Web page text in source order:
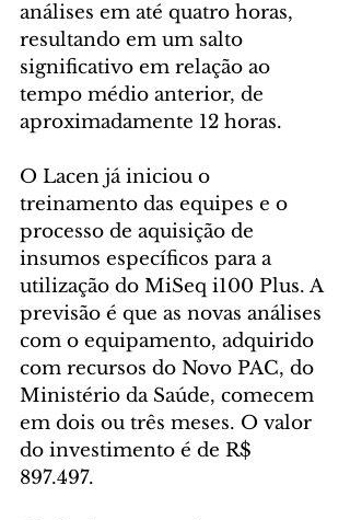
análises em até quatro horas,
resultando em um salto
significativo em relação ao
tempo médio anterior, de
aproximadamente 12 horas.
O Lacen já iniciou o
treinamento das equipes e o
processo de aquisição de
insumos específicos para a
utilização do MiSeq i100 Plus. A
previsão é que as novas análises
com o equipamento, adquirido
com recursos do Novo PAC, do
Ministério da Saúde, comecem
em dois ou três meses. O valor
do investimento é de R$
897.497.